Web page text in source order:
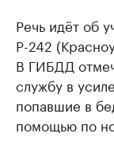
Речь идёт об
Р-242
В ГИБДД
службу в
попавшие в
помощью по